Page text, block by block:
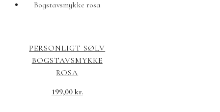
PERSONLIGT SØLV
BOGSTAVSMYKKE
ROSA
199,00 kr.